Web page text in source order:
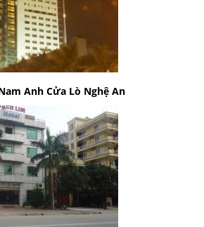
Anh Cửa Lò Nghệ An